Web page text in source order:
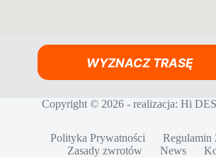
WYZNACZ TRASĘ
Copyright © 2026 - realizacja:Hi
Polityka Prywatności
Regulamin
Zasady zwrotów
News